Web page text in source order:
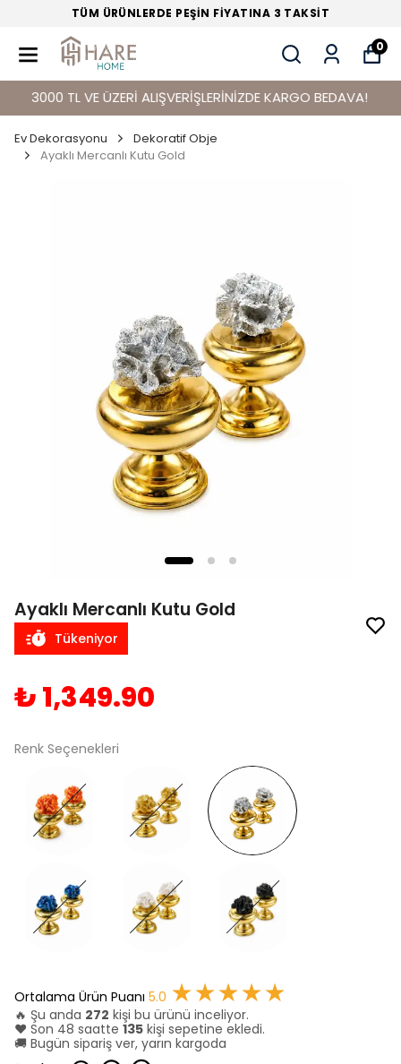
TÜM ÜRÜNLERDE PEŞİN FİYATINA 3 TAKSİT
0
TL VE ÜZERİ ALIŞVERİŞLERİNİZDE KARGO BEDAVA!
Ev Dekorasyonu
Dekoratif Obje
Ayaklı Mercanlı Kutu Gold
Ayaklı Mercanlı Kutu Gold
Tükeniyor
₺ 1,349.90
Renk Seçenekleri
Ortalama Ürün Puanı 5.0 ★★★★★
🔥 Şu anda 272 kişi bu ürünü inceliyor.
❤️ Son 48 saatte 135 kişi sepetine ekledi.
🚚 Bugün sipariş ver, yarın kargoda